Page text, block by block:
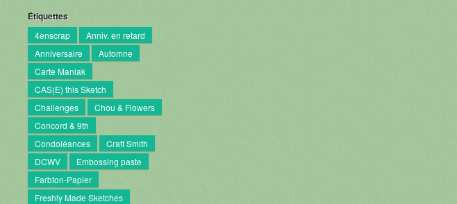
Étiquettes
4enscrap
Anniv. en retard
Anniversaire
Automne
Carte Maniak
CAS(E) this Sketch
Challenges
Chou & Flowers
Concord & 9th
Condoléances
Craft Smith
DCWV
Embossing paste
Farbton-Papier
Freshly Made Sketches